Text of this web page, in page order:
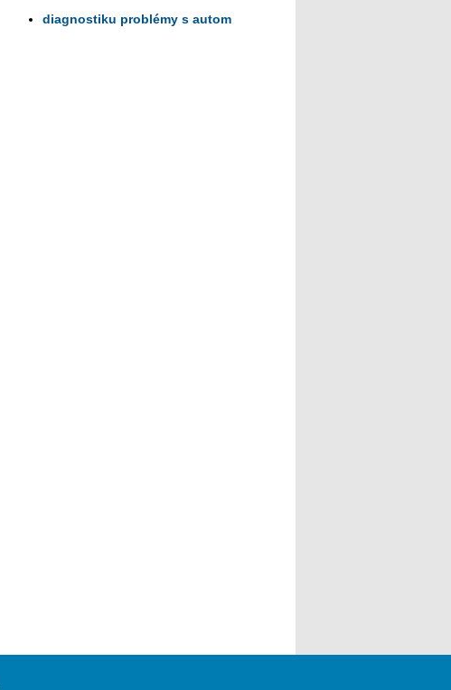
diagnostiku problémy s autom